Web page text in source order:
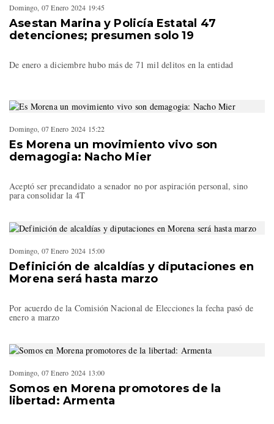
Domingo, 07 Enero 2024 19:45
Asestan Marina y Policía Estatal 47
detenciones; presumen solo 19
De enero a diciembre hubo más de 71 mil delitos en la entidad
Domingo, 07 Enero 2024 15:22
Es Morena un movimiento vivo son
demagogia: Nacho Mier
Aceptó ser precandidato a senador no por aspiración personal, sino
para consolidar la 4T
Domingo, 07 Enero 2024 15:00
Definición de alcaldías y diputaciones en
Morena será hasta marzo
Por acuerdo de la Comisión Nacional de Elecciones la fecha pasó de
enero a marzo
Domingo, 07 Enero 2024 13:00
Somos en Morena promotores de la
libertad: Armenta